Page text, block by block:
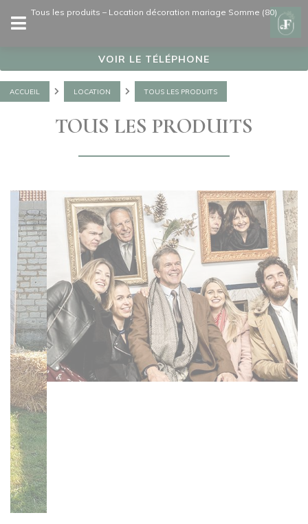
Tous les produits – Location décoration mariage Somme (80)
VOIR LE TÉLÉPHONE
ACCUEIL LOCATION TOUS LES PRODUITS
TOUS LES PRODUITS
Mur Photobooth
Panneau de gestion des cookies